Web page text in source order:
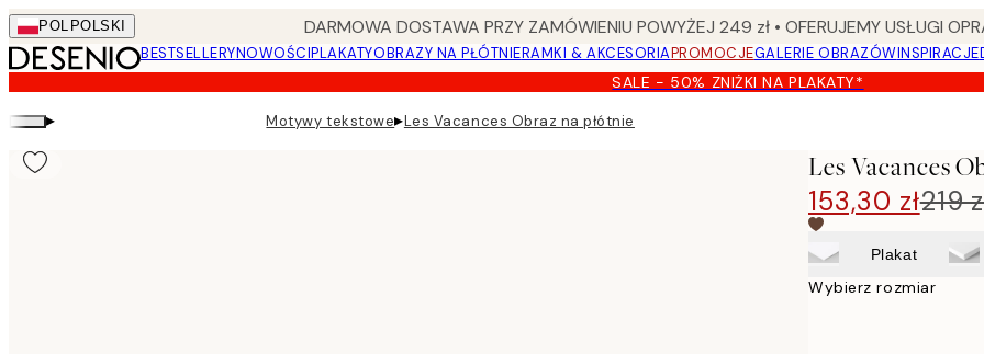
Skip
to
main
content.
POL POLSKI DARMOWA DOSTAWA PRZY ZAMÓWIENIU POWYŻEJ 249 zł • OFERUJEMY USŁUGI
BESTSELLERYNOWOŚCIPLAKATYOBRAZY NA PŁÓTNIERAMKI & AKCESORIAPROMOCJEGALERIE OBRAZÓWINSPIRACJE
SALE - 50% ZNIŻKI NA PLAKATY*
▸ Motywy tekstowe▸Les Vacances Obraz na płótnie
Les Vacances
153,30 zł219
Plakat
Wybierz rozmiar